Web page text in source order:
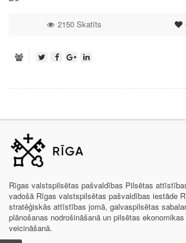
2150 Skatīts
Rīgas valstspilsētas pašvaldības Pilsētas
vadošā Rīgas valstspilsētas pašvaldības iestāde
stratēģiskās attīstības jomā, galvaspilsētas
plānošanas nodrošināšanā un pilsētas
veicināšanā.